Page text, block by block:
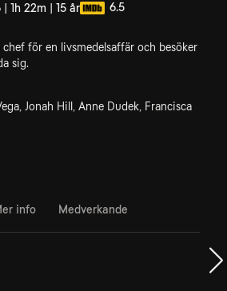
1h 22m | 15 år 6.5
chef för en livsmedelsaffär och besöker
sig.
Jonah Hill, Anne Dudek, Francisca
info Medverkande